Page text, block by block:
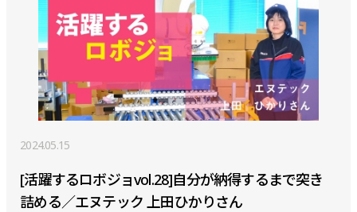
2024.05.15
[活躍するロボジョvol.28]自分が納得するまで突き
詰める／エヌテック 上田ひかりさん